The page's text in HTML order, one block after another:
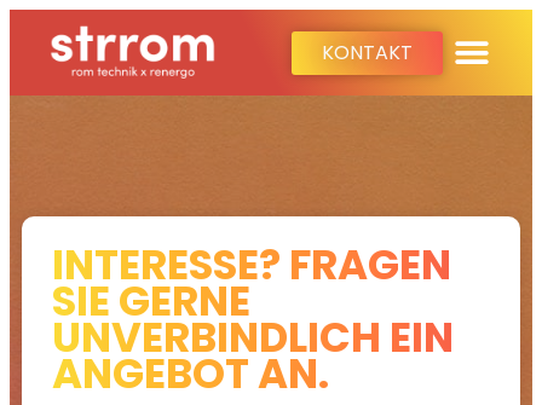
KONTAKT
INTERESSE? FRAGEN
SIE GERNE
UNVERBINDLICH EIN
ANGEBOT AN.